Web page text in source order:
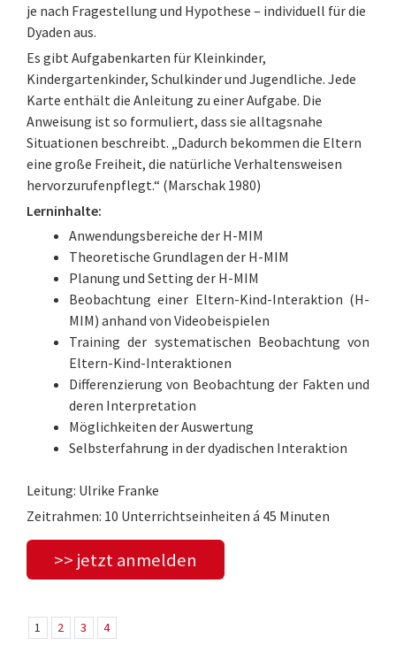
je nach Fragestellung und Hypothese – individuell für die
Dyaden aus.
Es gibt Aufgabenkarten für Kleinkinder,
Kindergartenkinder, Schulkinder und Jugendliche. Jede
Karte enthält die Anleitung zu einer Aufgabe. Die
Anweisung ist so formuliert, dass sie alltagsnahe
Situationen beschreibt. „Dadurch bekommen die Eltern
eine große Freiheit, die natürliche Verhaltensweisen
hervorzurufenpflegt.“ (Marschak 1980)
Lerninhalte:
Anwendungsbereiche der H-MIM
Theoretische Grundlagen der H-MIM
Planung und Setting der H-MIM
Beobachtung einer Eltern-Kind-Interaktion (H-
MIM) anhand von Videobeispielen
Training der systematischen Beobachtung von
Eltern-Kind-Interaktionen
Differenzierung von Beobachtung der Fakten und
deren Interpretation
Möglichkeiten der Auswertung
Selbsterfahrung in der dyadischen Interaktion
Leitung: Ulrike Franke
Zeitrahmen: 10 Unterrichtseinheiten á 45 Minuten
>> jetzt anmelden
1 2 3 4